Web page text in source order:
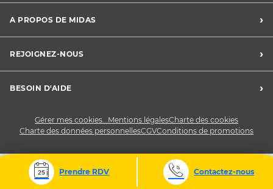
Charte des cookies
Charte des données personnelles
CGV
Conditions de promotions
A PROPOS DE MIDAS ›
Midas France
Développement durable
REJOIGNEZ-NOUS ›
Devenez franchisé
BESOIN D'AIDE ›
Gérer mes cookies...Mentions légalesCharte des cookies
Charte des données personnellesCGVConditions de promotions
Prendre RDV Contactez-nous